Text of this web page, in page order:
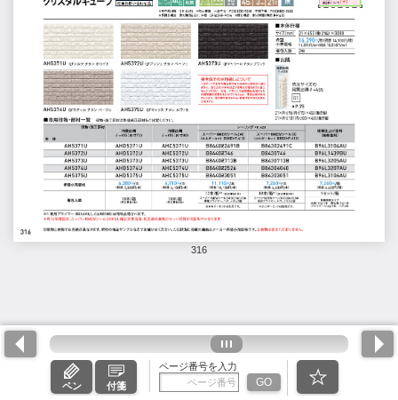
316
ペン 付箋
ページ番号を入力
GO